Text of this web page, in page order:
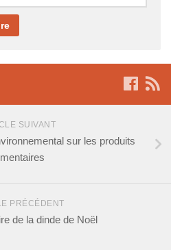
SUIVANT
sur les produits
PRÉCÉDENT
de la dinde de Noël